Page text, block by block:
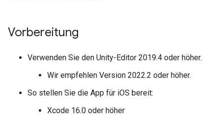
Vorbereitung
Verwenden Sie den Unity-Editor 2019.4 oder höher.
Wir empfehlen Version 2022.2 oder höher.
So stellen Sie die App für iOS bereit:
Xcode 16.0 oder höher